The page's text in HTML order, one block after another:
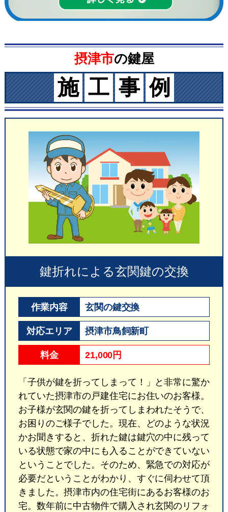
摂津市の鍵屋
施 工 事 例
鍵折れによる玄関鍵の交換
作業内容 玄関の鍵交換
対応エリア 摂津市鳥飼新町
料金 21,000円
「子供が鍵を折ってしまって！」と非常に驚か
れていた摂津市の戸建住宅にお住いのお客様。
お子様が玄関の鍵を折ってしまわれたそうで、
お困りのご様子でした。現在、どのような状況
かお聞きすると、折れた鍵は鍵穴の中に残って
いる状態で家の中にも入ることができていない
ということでした。そのため、緊急での対応が
必要だということがわかり、すぐに伺わせて頂
きました。摂津市内の住宅街にあるお客様のお
宅。数年前に中古物件で購入され玄関のリフォ